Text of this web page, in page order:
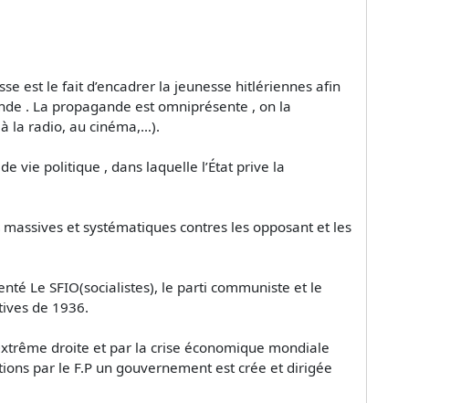
est le fait d’encadrer la jeunesse hitlériennes afin
. La propagande est omniprésente , on la
la radio, au cinéma,…).
vie politique , dans laquelle l’État prive la
et systématiques contres les opposant et les
Le SFIO(socialistes), le parti communiste et le
de 1936.
droite et par la crise économique mondiale
par le F.P un gouvernement est crée et dirigée